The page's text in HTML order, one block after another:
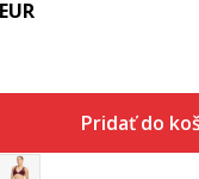
EUR
Pridať do